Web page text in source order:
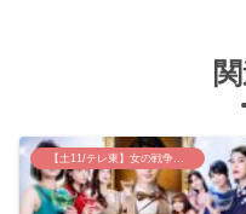
【土11/テレ東】女の戦争~バチェラー殺人事件